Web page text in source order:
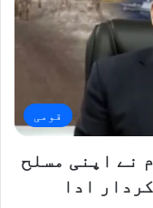
قومی
نے اپنی مسلح
ادا